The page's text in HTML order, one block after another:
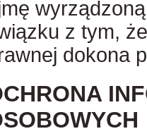
z tym,
dokona